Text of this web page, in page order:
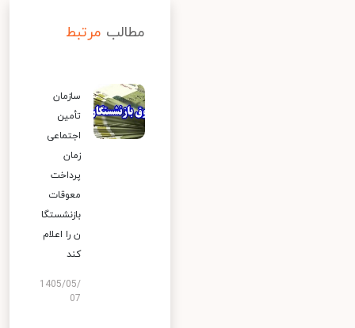
مطالب مرتبط
سازمان
تأمین
اجتماعی
زمان
پرداخت
معوقات
بازنشستگا
ن را اعلام
کند
1405/05/
07